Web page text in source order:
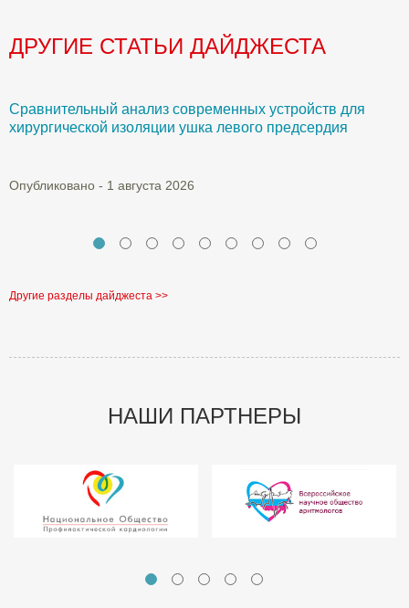
ДРУГИЕ СТАТЬИ ДАЙДЖЕСТА
Сравнительный анализ современных устройств для
хирургической изоляции ушка левого предсердия
Опубликовано - 1 августа 2026
Другие разделы дайджеста >>
НАШИ ПАРТНЕРЫ